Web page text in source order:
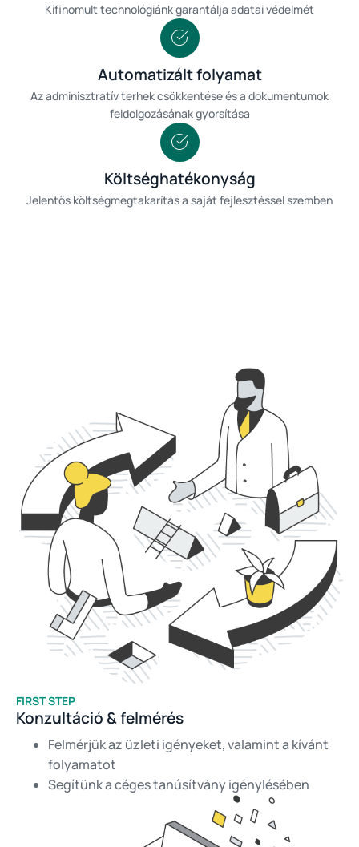
Kifinomult technológiánk garantálja adatai védelmét
Automatizált folyamat
Az adminisztratív terhek csökkentése és a dokumentumok
feldolgozásának gyorsítása
Költséghatékonyság
Jelentős költségmegtakarítás a saját fejlesztéssel szemben
FIRST STEP
Konzultáció & felmérés
Felmérjük az üzleti igényeket, valamint a kívánt
folyamatot
Segítünk a céges tanúsítvány igénylésében